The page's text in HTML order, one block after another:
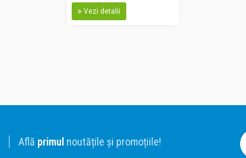
Difuzor
Vezi detalii
Află primul noutățile și promoțiile!